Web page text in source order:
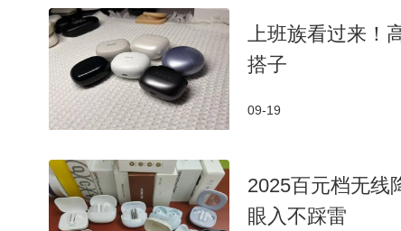
体验。而这一次的全新“超清护眼云晰柔光屏”则采
视觉体验。
华为MatePad Air 2025款将以AI为核心驱动力
究竟会带来哪些惊喜？让我们共同期待8月15日华为
上班族看过来！
搭子
09-19
2025百元档无线
眼入不踩雷